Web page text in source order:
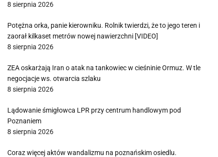
8 sierpnia 2026
Potężna orka, panie kierowniku. Rolnik twierdzi, że to jego teren i
zaorał kilkaset metrów nowej nawierzchni [VIDEO]
8 sierpnia 2026
ZEA oskarżają Iran o atak na tankowiec w cieśninie Ormuz. W tle
negocjacje ws. otwarcia szlaku
8 sierpnia 2026
Lądowanie śmigłowca LPR przy centrum handlowym pod
Poznaniem
8 sierpnia 2026
Coraz więcej aktów wandalizmu na poznańskim osiedlu.